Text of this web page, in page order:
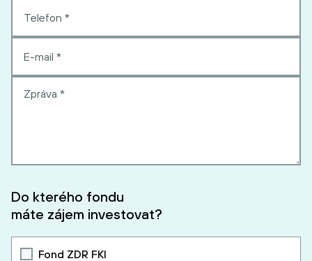
Do kterého fondu
máte zájem investovat?
Fond ZDR FKI